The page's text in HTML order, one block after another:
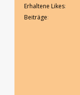
Erhaltene Likes
Beiträge